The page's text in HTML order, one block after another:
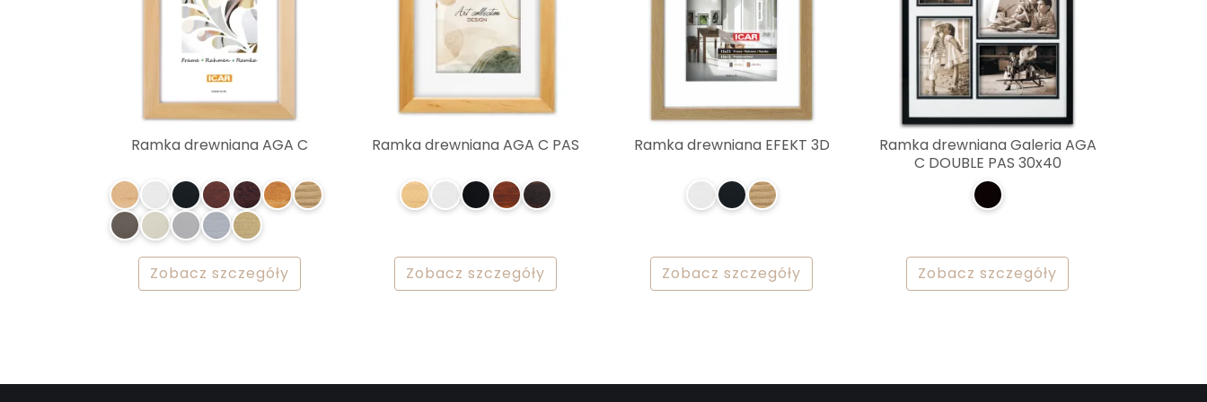
Ramka drewniana AGA C
Zobacz szczegóły
Ramka drewniana AGA C PAS
Zobacz szczegóły
Ramka drewniana EFEKT 3D
Zobacz szczegóły
Ramka drewniana Galeria AGA
C DOUBLE PAS 30x40
Zobacz szczegóły